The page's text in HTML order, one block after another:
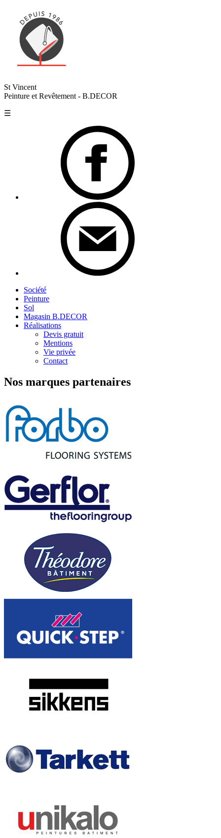
St Vincent
Peinture et Revêtement - B.DECOR
☰
Société
Peinture
Sol
Magasin B.DECOR
Réalisations
Devis gratuit
Mentions
Vie privée
Contact
Nos marques partenaires